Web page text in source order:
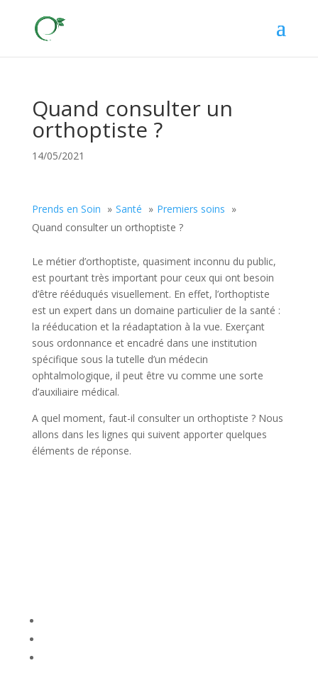
Quand consulter un
orthoptiste ?
14/05/2021
Prends en Soin Santé
Premiers soins
Quand consulter un orthoptiste ?
Le métier d’orthoptiste, quasiment inconnu du public,
est pourtant très important pour ceux qui ont besoin
d’être rééduqués visuellement. En effet, l’orthoptiste
est un expert dans un domaine particulier de la santé :
la rééducation et la réadaptation à la vue. Exerçant
sous ordonnance et encadré dans une institution
spécifique sous la tutelle d’un médecin
ophtalmologique, il peut être vu comme une sorte
d’auxiliaire médical.
A quel moment, faut-il consulter un orthoptiste ? Nous
allons dans les lignes qui suivent apporter quelques
éléments de réponse.